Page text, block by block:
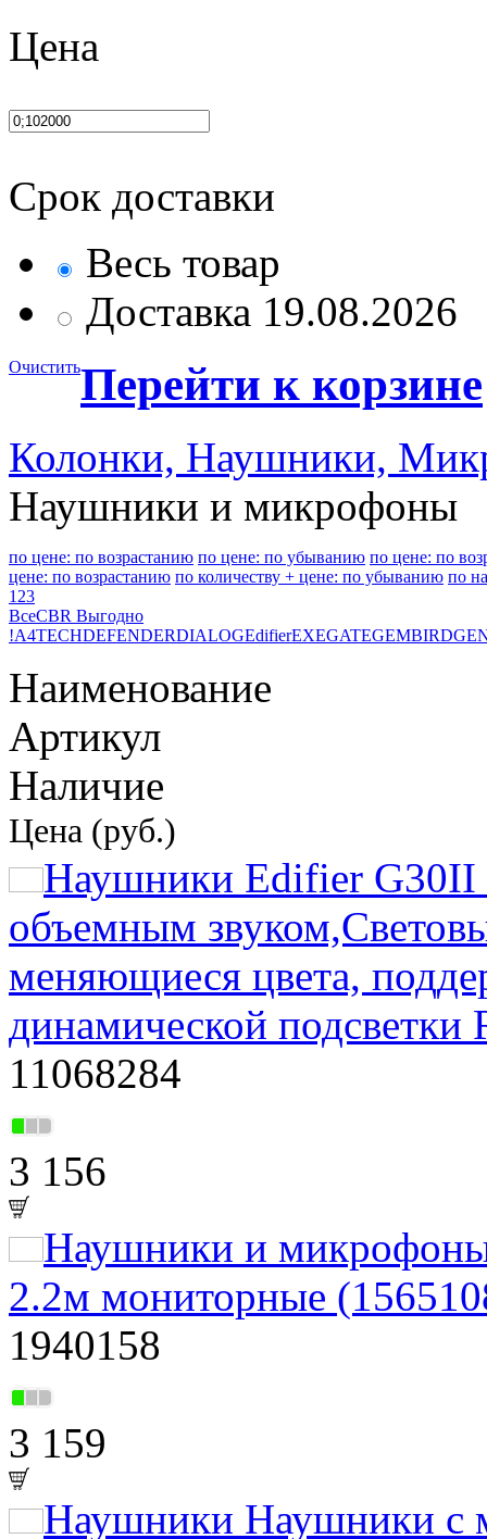
Цена
Срок доставки
Весь товар
Доставка 19.08.2026
ОчиститьПерейти к корзине
Колонки, Наушники,
Наушники и микрофоны
по цене: по возрастанию по цене: по убыванию по цене: по
цене: по возрастанию по количеству + цене: по убыванию по
1 23
ВсеCBR Выгодно
!A4TECHDEFENDERDIALOGEdifierEXEGATEGEMBIRD
Наименование
Артикул
Наличие
Цена (руб.)
Наушники Edifier G30II
объемным
меняющиеся цвета,
динамической подсветки
11068284
3 156
Наушники и
2.2м мониторные
1940158
3 159
Наушники Наушники с